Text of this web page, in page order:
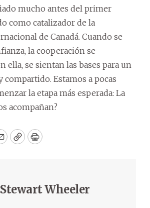
mucho antes del primer
como catalizador de la
de Canadá. Cuando se
la cooperación se
ella, se sientan las bases para un
compartido. Estamos a pocas
la etapa más esperada: La
acompañan?
CopyPrint
Stewart Wheeler